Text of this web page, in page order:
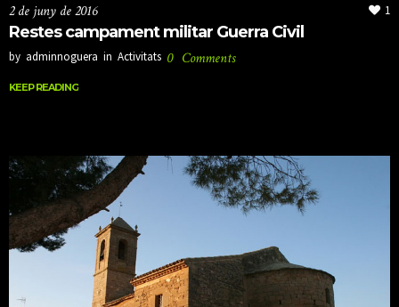
2 de juny de 2016 1
Restes campament militar Guerra Civil
by adminnoguera in Activitats 0 Comments
KEEP READING